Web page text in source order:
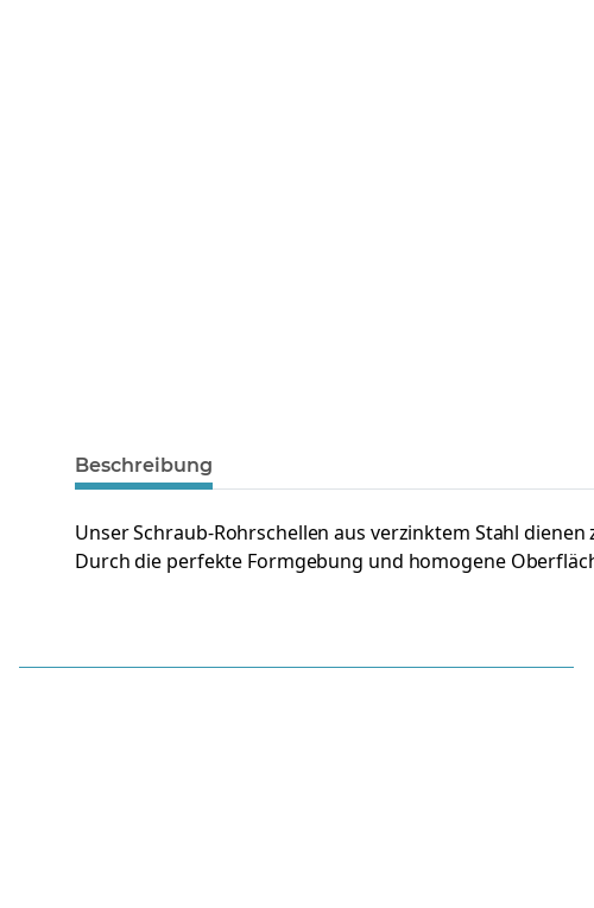
Beschreibung
Unser Schraub-Rohrschellen aus verzinktem Stahl
Durch die perfekte Formgebung und homogene